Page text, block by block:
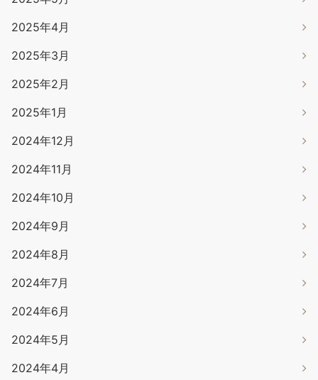
2025年4月
2025年3月
2025年2月
2025年1月
2024年12月
2024年11月
2024年10月
2024年9月
2024年8月
2024年7月
2024年6月
2024年5月
2024年4月